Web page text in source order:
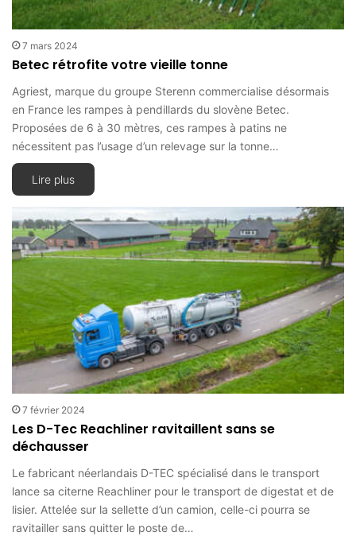
7 mars 2024
Betec rétrofite votre vieille tonne
Agriest, marque du groupe Sterenn commercialise désormais
en France les rampes à pendillards du slovène Betec.
Proposées de 6 à 30 mètres, ces rampes à patins ne
nécessitent pas l’usage d’un relevage sur la tonne…
Lire plus
7 février 2024
Les D-Tec Reachliner ravitaillent sans se
déchausser
Le fabricant néerlandais D-TEC spécialisé dans le transport
lance sa citerne Reachliner pour le transport de digestat et de
lisier. Attelée sur la sellette d’un camion, celle-ci pourra se
ravitailler sans quitter le poste de…